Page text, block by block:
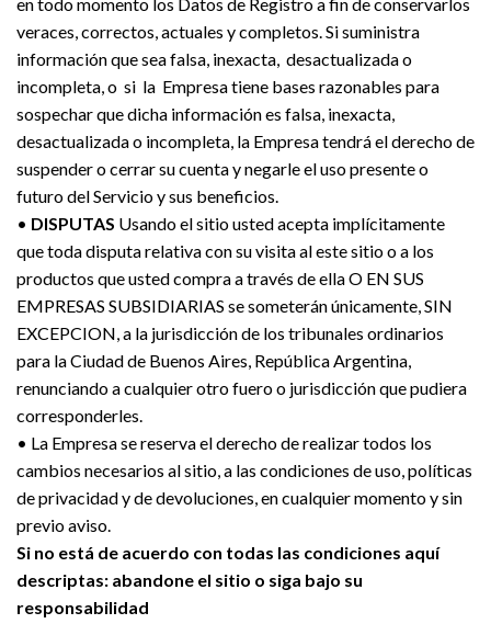
veraces, correctos, actuales y completos. Si suministra
información que sea falsa, inexacta, desactualizada o
incompleta, o si la Empresa tiene bases razonables para
sospechar que dicha información es falsa, inexacta,
desactualizada o incompleta, la Empresa tendrá el derecho de
suspender o cerrar su cuenta y negarle el uso presente o
futuro del Servicio y sus beneficios.
• DISPUTAS Usando el sitio usted acepta implícitamente
que toda disputa relativa con su visita al este sitio o a los
productos que usted compra a través de ella O EN SUS
EMPRESAS SUBSIDIARIAS se someterán únicamente, SIN
EXCEPCION, a la jurisdicción de los tribunales ordinarios
para la Ciudad de Buenos Aires, República Argentina,
renunciando a cualquier otro fuero o jurisdicción que pudiera
corresponderles.
• La Empresa se reserva el derecho de realizar todos los
cambios necesarios al sitio, a las condiciones de uso, políticas
de privacidad y de devoluciones, en cualquier momento y sin
previo aviso.
Si no está de acuerdo con todas las condiciones aquí
descriptas: abandone el sitio o siga bajo su
responsabilidad